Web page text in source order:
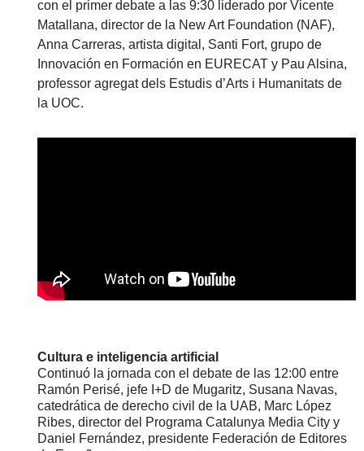
con el primer debate a las 9:30 liderado por Vicente
Matallana, director de la New Art Foundation (NAF),
Anna Carreras, artista digital, Santi Fort, grupo de
Innovación en Formación en EURECAT y Pau Alsina,
professor agregat dels Estudis d’Arts i Humanitats de
la UOC.
Cultura e inteligencia artificial
Continuó la jornada con el debate de las 12:00 entre
Ramón Perisé, jefe I+D de Mugaritz, Susana Navas,
catedrática de derecho civil de la UAB, Marc López
Ribes, director del Programa Catalunya Media City y
Daniel Fernández, presidente Federación de Editores